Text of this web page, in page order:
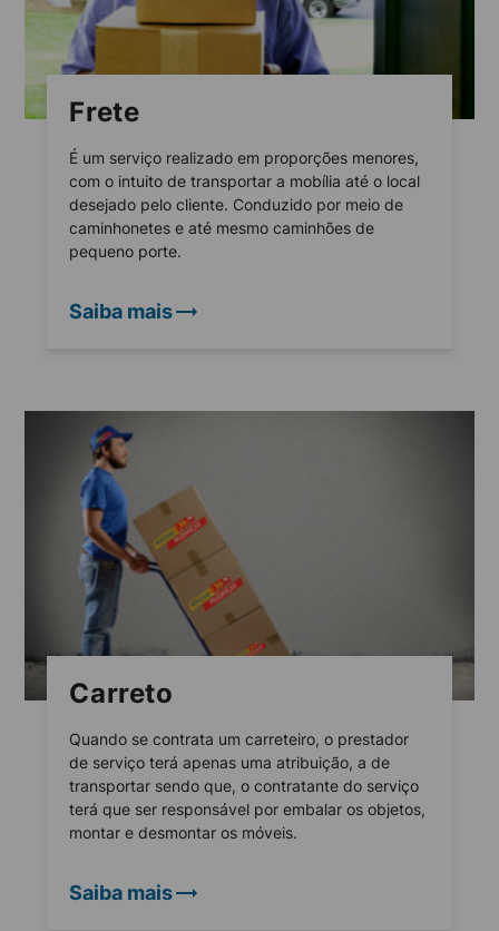
Frete
É um serviço realizado em proporções menores,
com o intuito de transportar a mobília até o local
desejado pelo cliente. Conduzido por meio de
caminhonetes e até mesmo caminhões de
pequeno porte.
Saiba mais
Carreto
Quando se contrata um carreteiro, o prestador
de serviço terá apenas uma atribuição, a de
transportar sendo que, o contratante do serviço
terá que ser responsável por embalar os objetos,
montar e desmontar os móveis.
Saiba mais